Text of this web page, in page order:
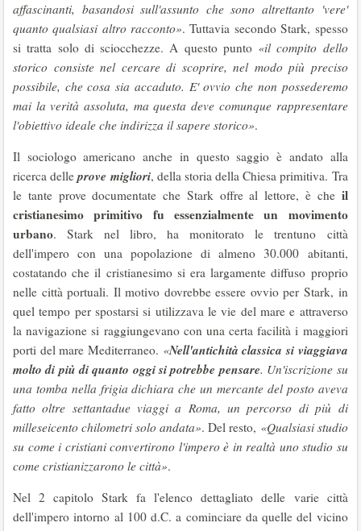
affascinanti, basandosi sull'assunto che sono altrettanto 'vere'
quanto qualsiasi altro racconto». Tuttavia secondo Stark, spesso
si tratta solo di sciocchezze. A questo punto «il compito dello
storico consiste nel cercare di scoprire, nel modo più preciso
possibile, che cosa sia accaduto. E' ovvio che non possederemo
mai la verità assoluta, ma questa deve comunque rappresentare
l'obiettivo ideale che indirizza il sapere storico».
Il sociologo americano anche in questo saggio è andato alla
ricerca delleprove migliori, della storia della Chiesa primitiva. Tra
le tante prove documentate che Stark offre al lettore, è che il
cristianesimo primitivo fu essenzialmente un movimento
urbano. Stark nel libro, ha monitorato le trentuno città
dell'impero con una popolazione di almeno 30.000 abitanti,
costatando che il cristianesimo si era largamente diffuso proprio
nelle città portuali. Il motivo dovrebbe essere ovvio per Stark, in
quel tempo per spostarsi si utilizzava le vie del mare e attraverso
la navigazione si raggiungevano con una certa facilità i maggiori
porti del mare Mediterraneo. «Nell'antichità classica si viaggiava
molto di più di quanto oggi si potrebbe pensare. Un'iscrizione su
una tomba nella frigia dichiara che un mercante del posto aveva
fatto oltre settantadue viaggi a Roma, un percorso di più di
milleseicento chilometri solo andata». Del resto, «Qualsiasi studio
su come i cristiani convertirono l'impero è in realtà uno studio su
come cristianizzarono le città».
Nel 2 capitolo Stark fa l'elenco dettagliato delle varie città
dell'impero intorno al 100 d.C. a cominciare da quelle del vicino